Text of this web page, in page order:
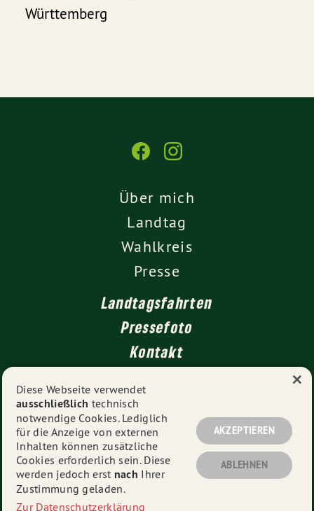
Württemberg
Über mich
Landtag
Wahlkreis
Presse
Landtagsfahrten
Pressefoto
Kontakt
Impressum
Datenschutz
© 2026Martina Braun MdL- Alle Rechte vorbehalten.
Diese Webseite verwendet
ausschließlich technisch
notwendige Cookies. Lediglich
für die Anzeige von externen
Inhalten können zusätzliche
Cookies erforderlich sein. Diese
werden jedoch erst nach Ihrer
Zustimmung geladen.
Zur Datenschutzerklärung
AKZEPTIEREN
ABLEHNEN
×